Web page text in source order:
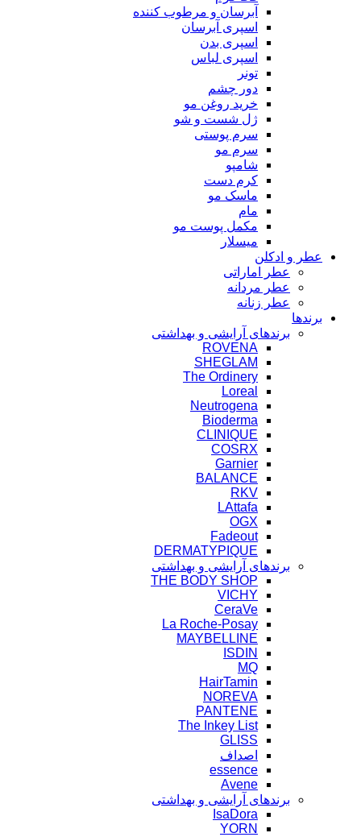
آبرسان و مرطوب کننده
اسپری آبرسان
اسپری بدن
اسپری لباس
تونر
دور چشم
خرید روغن مو
ژل شست و شو
سرم پوستی
سرم مو
شامپو
کرم دست
ماسک مو
مام
مکمل پوست مو
میسلار
عطر و ادکلن
عطر اماراتی
عطر مردانه
عطر زنانه
برندها
برندهای آرایشی و بهداشتی
ROVENA
SHEGLAM
The Ordinery
Loreal
Neutrogena
Bioderma
CLINIQUE
COSRX
Garnier
BALANCE
RKV
LAttafa
OGX
Fadeout
DERMATYPIQUE
برندهای آرایشی و بهداشتی
THE BODY SHOP
VICHY
CeraVe
La Roche-Posay
MAYBELLINE
ISDIN
MQ
HairTamin
NOREVA
PANTENE
The Inkey List
GLISS
اصداف
essence
Avene
برندهای آرایشی و بهداشتی
IsaDora
YORN